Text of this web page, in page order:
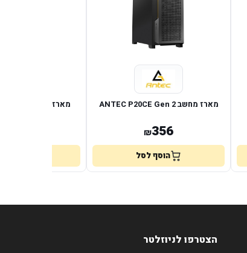
מארז מחשב ANTEC P20CE Gen 2
₪356
הוסף לסל
הצטרפו לניוזלטר